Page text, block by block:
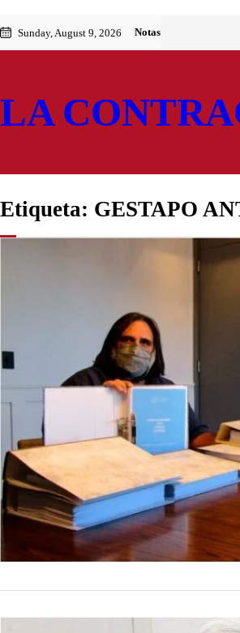
al
contenido
to
content
Sunday, August 9, 2026 Notas
LA
Etiqueta: GESTAPO